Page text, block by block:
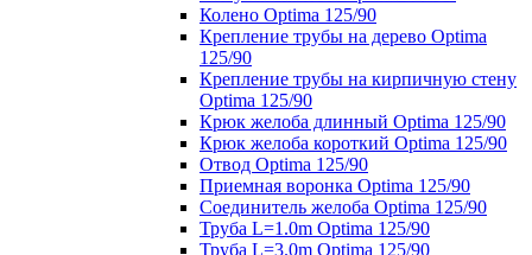
Колено Optima 125/90
Крепление трубы на дерево Optima
125/90
Крепление трубы на кирпичную стену
Optima 125/90
Крюк желоба длинный Optima 125/90
Крюк желоба короткий Optima 125/90
Отвод Optima 125/90
Приемная воронка Optima 125/90
Соединитель желоба Optima 125/90
Труба L=1.0m Optima 125/90
Труба L=3.0m Optima 125/90